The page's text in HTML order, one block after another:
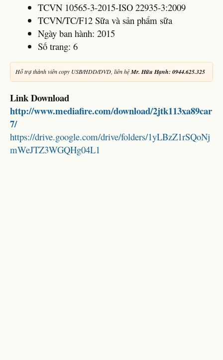
TCVN 10565-3-2015-ISO 22935-3:2009
TCVN/TC/F12 Sữa và sản phẩm sữa
Ngày ban hành: 2015
Số trang: 6
Hỗ trợ thành viên copy USB/HDD/DVD, liên hệMr. Hữu Hạnh: 0944.625.325
Link Download
http://www.mediafire.com/download/2jtk113xa89car
7/
https://drive.google.com/drive/folders/1yLBzZ1rSQoNj
mWeJTZ3WGQHg04L1